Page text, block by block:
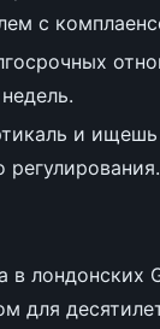
с
и
регулирования.
лондонских
для